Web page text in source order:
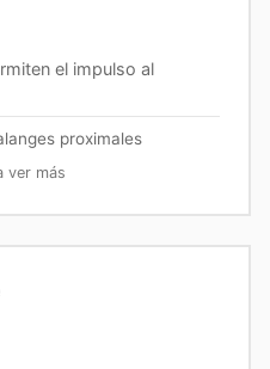
el impulso al
proximales
ver más